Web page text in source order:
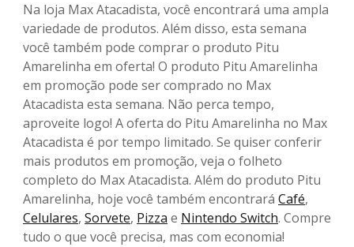
Na loja Max Atacadista, você encontrará uma ampla
variedade de produtos. Além disso, esta semana
você também pode comprar o produto Pitu
Amarelinha em oferta! O produto Pitu Amarelinha
em promoção pode ser comprado no Max
Atacadista esta semana. Não perca tempo,
aproveite logo! A oferta do Pitu Amarelinha no Max
Atacadista é por tempo limitado. Se quiser conferir
mais produtos em promoção, veja o folheto
completo do Max Atacadista. Além do produto Pitu
Amarelinha, hoje você também encontrará Café,
Celulares, Sorvete, Pizza e Nintendo Switch. Compre
tudo o que você precisa, mas com economia!